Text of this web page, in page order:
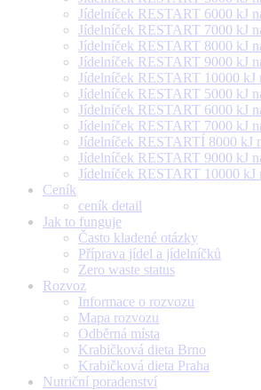
Jídelníček RESTART 6000 kJ
Jídelníček RESTART 7000 kJ
Jídelníček RESTART 8000 kJ
Jídelníček RESTART 9000 kJ
Jídelníček RESTART 10000 kJ
Jídelníček RESTART 5000 kJ
Jídelníček RESTART 6000 kJ
Jídelníček RESTART 7000 kJ
Jídelníček RESTARTÍ 8000 kJ
Jídelníček RESTART 9000 kJ
Jídelníček RESTART 10000 kJ
Ceník
ceník detail
Jak to funguje
Často kladené otázky
Příprava jídel a jídelníčků
Zero waste status
Rozvoz
Informace o rozvozu
Mapa rozvozu
Odběrná místa
Krabičková dieta Brno
Krabičková dieta Praha
Nutriční poradenství